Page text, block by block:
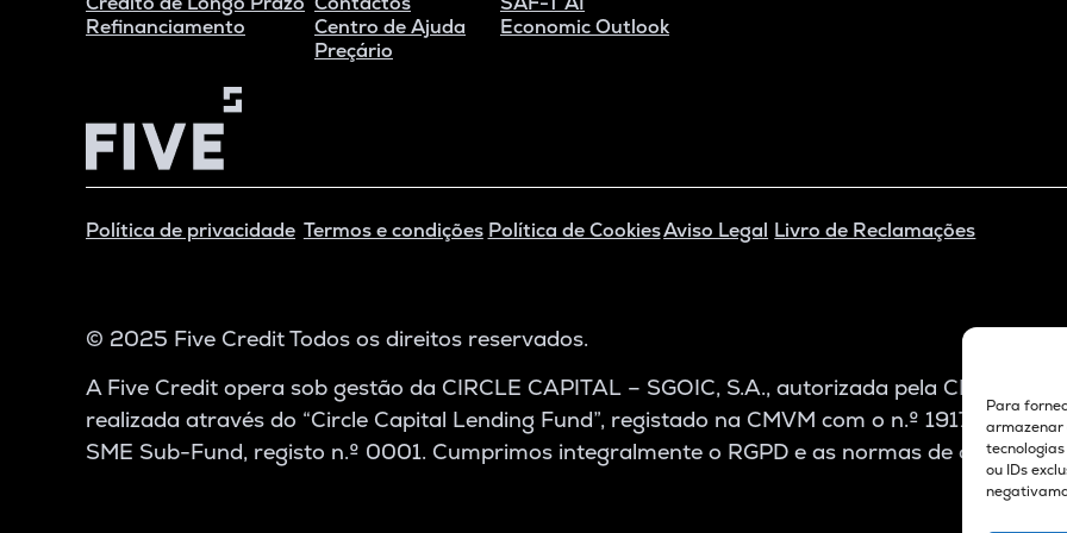
Para
armazenar
ou IDs
Refinanciamento
Centro de Ajuda
Preçário
Economic Outlook
Política de privacidade Termos e condições Política de CookiesAviso Legal Livro de Reclamações
© 2025 Five Credit Todos os direitos reservados.
A Five Credit opera sob gestão da CIRCLE CAPITAL – SGOIC, S.A., autorizada pela CMVM
realizada através do “Circle Capital Lending Fund”, registado na CMVM com o n.º 1917, e do
SME Sub-Fund, registo n.º 0001. Cumprimos integralmente o RGPD e as normas de